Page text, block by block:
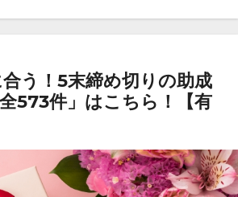
う！5末締め切りの助成
573件」はこちら！【有